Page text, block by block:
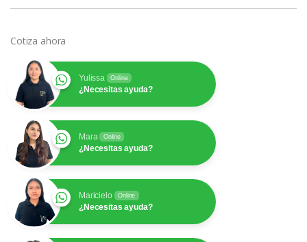
Cotiza ahora
Yulissa Online
¿Necesitas ayuda?
Mara Online
¿Necesitas ayuda?
Maricielo Online
¿Necesitas ayuda?